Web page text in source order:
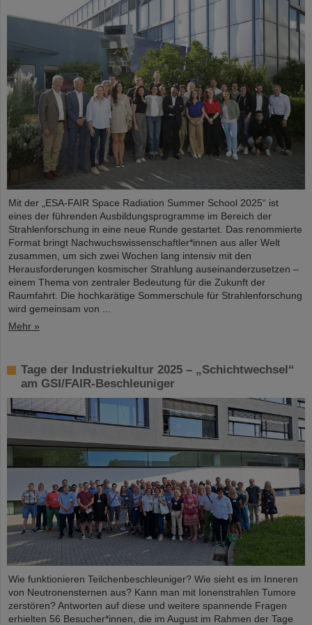
Mit der „ESA-FAIR Space Radiation Summer School 2025“ ist
eines der führenden Ausbildungsprogramme im Bereich der
Strahlenforschung in eine neue Runde gestartet. Das renommierte
Format bringt Nachwuchswissenschaftler*innen aus aller Welt
zusammen, um sich zwei Wochen lang intensiv mit den
Herausforderungen kosmischer Strahlung auseinanderzusetzen –
einem Thema von zentraler Bedeutung für die Zukunft der
Raumfahrt. Die hochkarätige Sommerschule für Strahlenforschung
wird gemeinsam von ...
Mehr »
Tage der Industriekultur 2025 – „Schichtwechsel“
am GSI/FAIR-Beschleuniger
Wie funktionieren Teilchenbeschleuniger? Wie sieht es im Inneren
von Neutronensternen aus? Kann man mit Ionenstrahlen Tumore
zerstören? Antworten auf diese und weitere spannende Fragen
erhielten 56 Besucher*innen, die im August im Rahmen der Tage